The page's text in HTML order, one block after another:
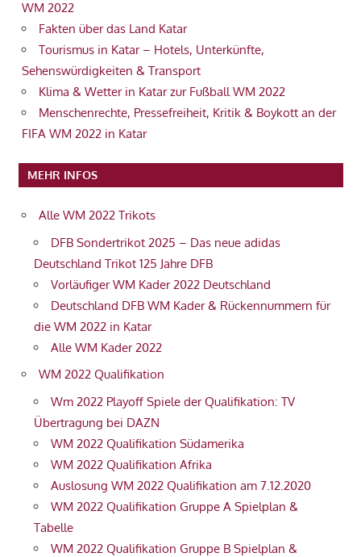
WM 2022
Fakten über das Land Katar
Tourismus in Katar – Hotels, Unterkünfte,
Sehenswürdigkeiten & Transport
Klima & Wetter in Katar zur Fußball WM 2022
Menschenrechte, Pressefreiheit, Kritik & Boykott an der
FIFA WM 2022 in Katar
MEHR INFOS
Alle WM 2022 Trikots
DFB Sondertrikot 2025 – Das neue adidas
Deutschland Trikot 125 Jahre DFB
Vorläufiger WM Kader 2022 Deutschland
Deutschland DFB WM Kader & Rückennummern für
die WM 2022 in Katar
Alle WM Kader 2022
WM 2022 Qualifikation
Wm 2022 Playoff Spiele der Qualifikation: TV
Übertragung bei DAZN
WM 2022 Qualifikation Südamerika
WM 2022 Qualifikation Afrika
Auslosung WM 2022 Qualifikation am 7.12.2020
WM 2022 Qualifikation Gruppe A Spielplan &
Tabelle
WM 2022 Qualifikation Gruppe B Spielplan &